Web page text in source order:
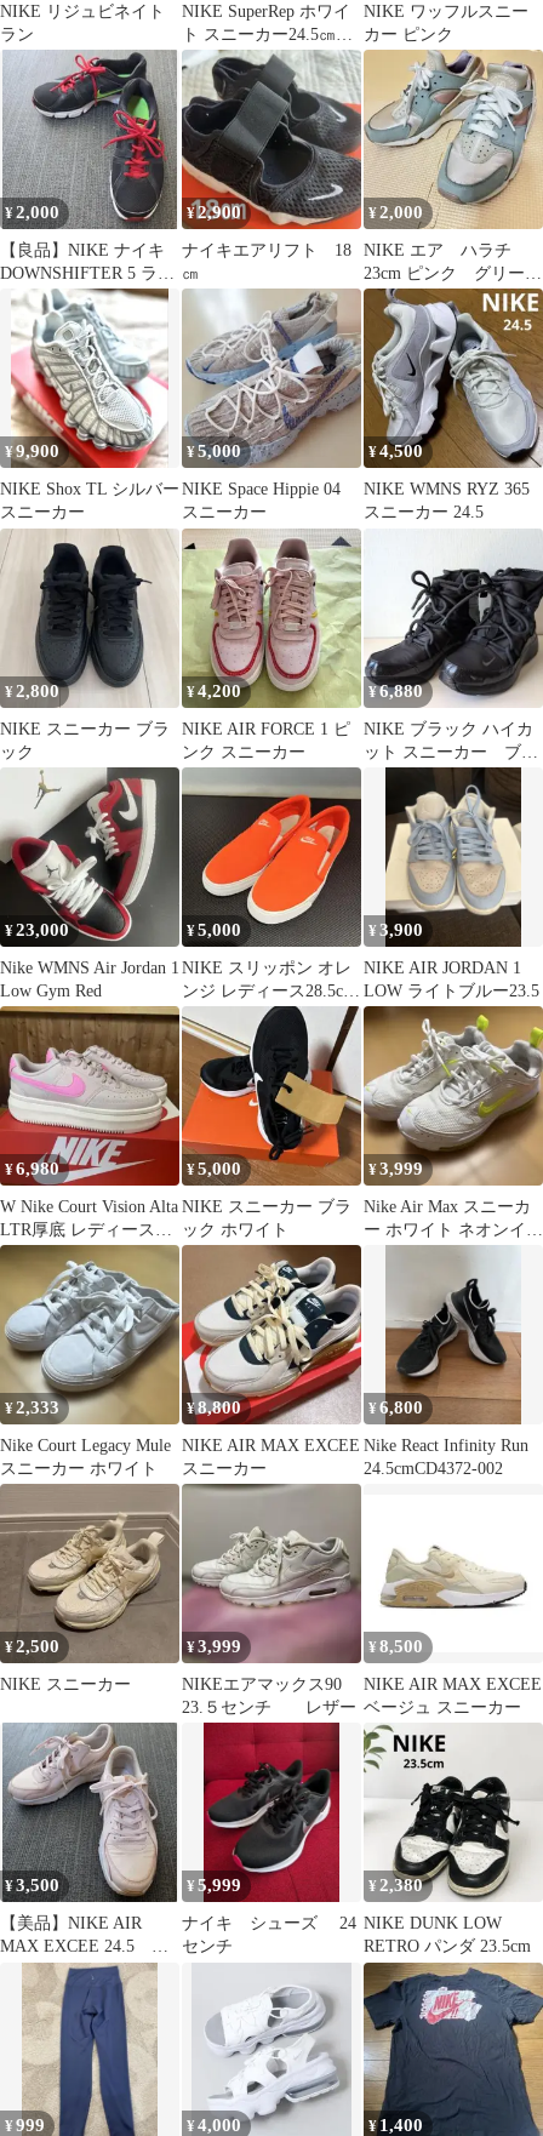
NIKE リジュビネイト
ラン
NIKE SuperRep ホワイ
ト スニーカー24.5㎝⭐︎
値下げOK⭐︎
NIKE ワッフルスニー
カー ピンク
¥2,000
​【良品】NIKE ナイキ
DOWNSHIFTER 5 ラン
ニング 24.5cm
¥2,900
ナイキエアリフト 18
㎝
¥2,000
NIKE エア ハラチ
23cm ピンク グリー
ン ブルー
¥9,900
NIKE Shox TL シルバー
スニーカー
¥5,000
NIKE Space Hippie 04
スニーカー
¥4,500
NIKE WMNS RYZ 365
スニーカー 24.5
¥2,800
NIKE スニーカー ブラ
ック
¥4,200
NIKE AIR FORCE 1 ピ
ンク スニーカー
¥6,880
NIKE ブラック ハイカ
ット スニーカー ブー
¥23,000
Nike WMNS Air Jordan 1
Low Gym Red
¥5,000
NIKE スリッポン オレ
ンジ レディース28.5cm
メンズ28.0
¥3,900
NIKE AIR JORDAN 1
LOW ライトブルー23.5
¥6,980
W Nike Court Vision Alta
LTR厚底 レディース
24.5
¥5,000
NIKE スニーカー ブラ
ック ホワイト
¥3,999
Nike Air Max スニーカ
ー ホワイト ネオンイエ
¥2,333
Nike Court Legacy Mule
スニーカー ホワイト
¥8,800
NIKE AIR MAX EXCEE
スニーカー
¥6,800
Nike React Infinity Run
24.5cmCD4372-002
¥2,500
NIKE スニーカー
¥3,999
NIKEエアマックス90
23.５センチ レザー
¥ 8,500
NIKE AIR MAX EXCEE
ベージュ スニーカー
¥3,500
​【美品】NIKE AIR
MAX EXCEE 24.5 エ
アマックスエクシー
¥5,999
ナイキ シューズ 24
センチ
¥2,380
NIKE DUNK LOW
RETRO パンダ 23.5cm
¥999 ¥4,000 ¥ 1,400